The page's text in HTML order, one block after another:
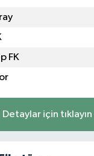
FK
Detaylar için tıklayın